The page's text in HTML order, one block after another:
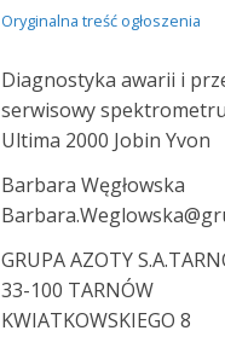
Oryginalna treść ogłoszenia
Diagnostyka awarii i
serwisowy spektrometru
Ultima 2000 Jobin Yvon
Barbara Węgłowska
GRUPA AZOTY
33-100 TARNÓW
KWIATKOWSKIEGO 8